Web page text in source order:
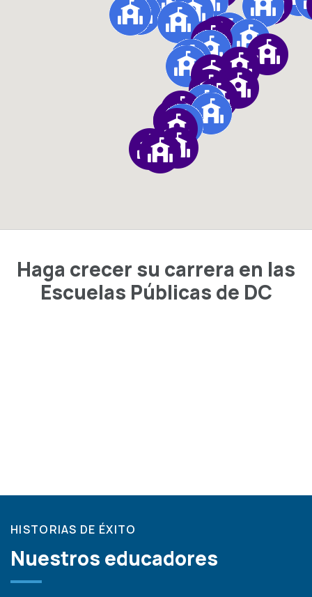
Haga crecer su carrera en las
Escuelas Públicas de DC
HISTORIAS DE ÉXITO
Nuestros educadores